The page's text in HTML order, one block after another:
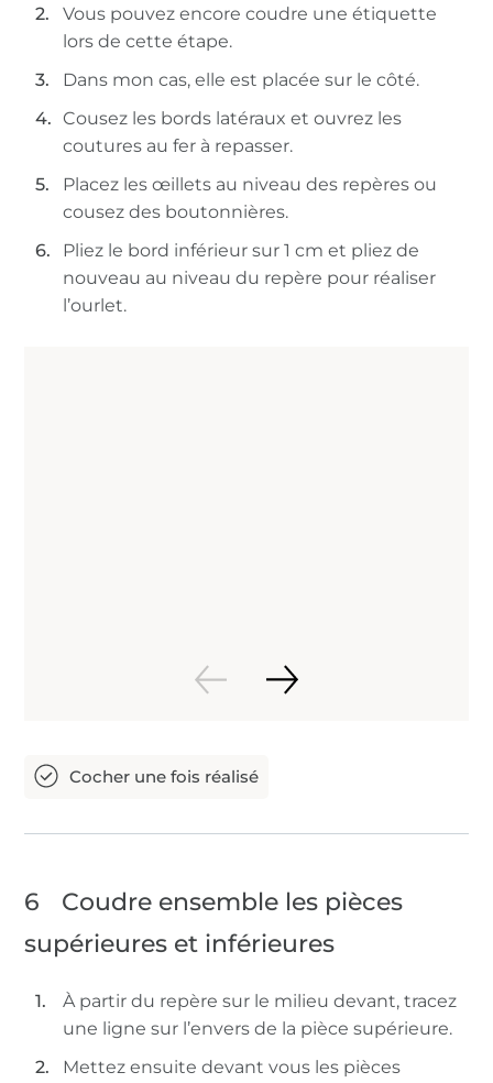
Vous pouvez encore coudre une étiquette
lors de cette étape.
Dans mon cas, elle est placée sur le côté.
Cousez les bords latéraux et ouvrez les
coutures au fer à repasser.
Placez les œillets au niveau des repères ou
cousez des boutonnières.
Pliez le bord inférieur sur 1 cm et pliez de
nouveau au niveau du repère pour réaliser
l’ourlet.
6
Coudre ensemble les pièces
supérieures et inférieures
À partir du repère sur le milieu devant, tracez
une ligne sur l’envers de la pièce supérieure.
Mettez ensuite devant vous les pièces